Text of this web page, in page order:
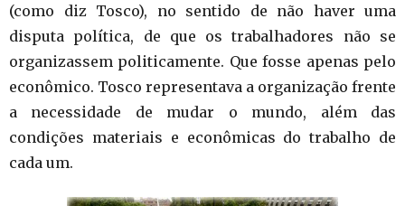
(como diz Tosco), no sentido de não haver uma
disputa política, de que os trabalhadores não se
organizassem politicamente. Que fosse apenas pelo
econômico. Tosco representava a organização frente
a necessidade de mudar o mundo, além das
condições materiais e econômicas do trabalho de
cada um.